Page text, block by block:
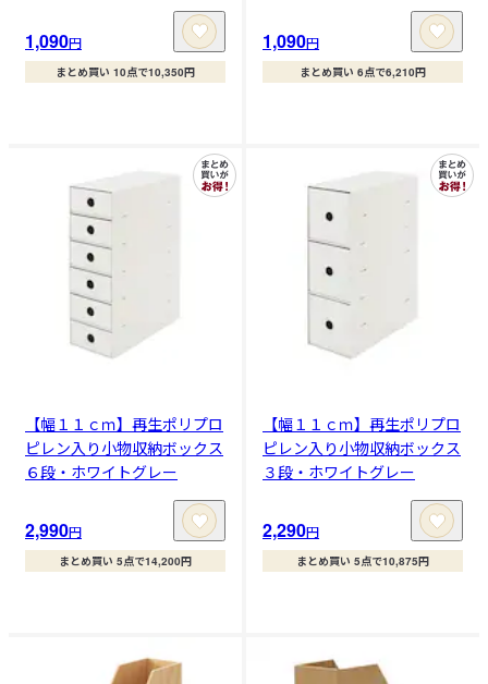
1,090円
まとめ買い 10点で10,350円
1,090円
まとめ買い 6点で6,210円
【幅１１ｃｍ】再生ポリプロ
ピレン入り小物収納ボックス
６段・ホワイトグレー
2,990円
まとめ買い 5点で14,200円
【幅１１ｃｍ】再生ポリプロ
ピレン入り小物収納ボックス
３段・ホワイトグレー
2,290円
まとめ買い 5点で10,875円